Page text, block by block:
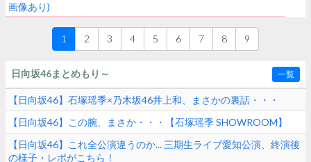
画像あり)
1 2 3 4 5 6 7 8 9
日向坂46まとめもり～ 一覧
【日向坂46】石塚瑶季×乃木坂46井上和、まさかの裏話・・・
【日向坂46】この腕、まさか・・・【石塚瑶季 SHOWROOM】
【日向坂46】これ全公演違うのか... 三期生ライブ愛知公演、終演後
の様子・レポがこちら！